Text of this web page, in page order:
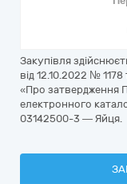
Закупівля
від 12.10.2022 №
«Про затвердження
електронного
03142500-3 — Яйця.